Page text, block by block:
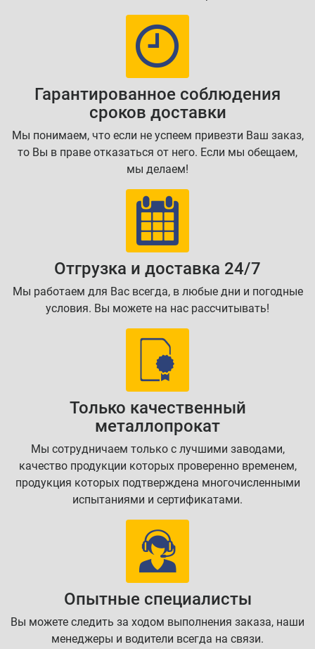
Гарантированное соблюдения
сроков доставки
Мы понимаем, что если не успеем привезти Ваш заказ,
то Вы в праве отказаться от него. Если мы обещаем,
мы делаем!
Отгрузка и доставка 24/7
Мы работаем для Вас всегда, в любые дни и погодные
условия. Вы можете на нас рассчитывать!
Только качественный
металлопрокат
Мы сотрудничаем только с лучшими заводами,
качество продукции которых проверенно временем,
продукция которых подтверждена многочисленными
испытаниями и сертификатами.
Опытные специалисты
Вы можете следить за ходом выполнения заказа, наши
менеджеры и водители всегда на связи.